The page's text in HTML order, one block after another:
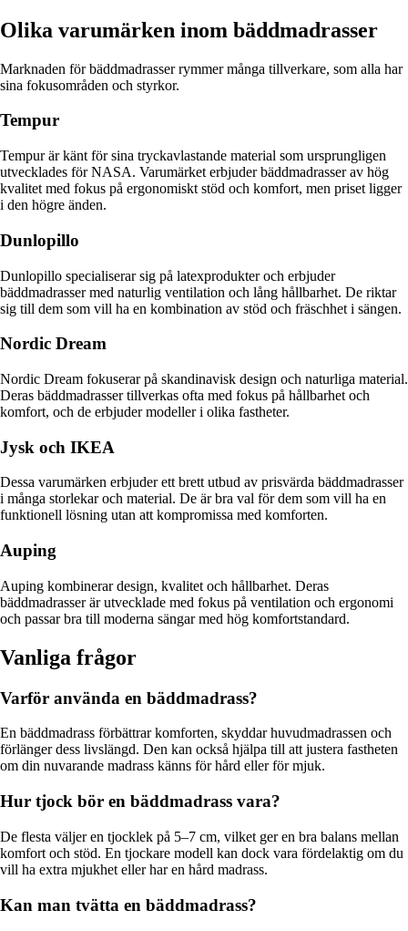
Olika varumärken inom bäddmadrasser
Marknaden för bäddmadrasser rymmer många tillverkare, som alla har
sina fokusområden och styrkor.
Tempur
Tempur är känt för sina tryckavlastande material som ursprungligen
utvecklades för NASA. Varumärket erbjuder bäddmadrasser av hög
kvalitet med fokus på ergonomiskt stöd och komfort, men priset ligger
i den högre änden.
Dunlopillo
Dunlopillo specialiserar sig på latexprodukter och erbjuder
bäddmadrasser med naturlig ventilation och lång hållbarhet. De riktar
sig till dem som vill ha en kombination av stöd och fräschhet i sängen.
Nordic Dream
Nordic Dream fokuserar på skandinavisk design och naturliga material.
Deras bäddmadrasser tillverkas ofta med fokus på hållbarhet och
komfort, och de erbjuder modeller i olika fastheter.
Jysk och IKEA
Dessa varumärken erbjuder ett brett utbud av prisvärda bäddmadrasser
i många storlekar och material. De är bra val för dem som vill ha en
funktionell lösning utan att kompromissa med komforten.
Auping
Auping kombinerar design, kvalitet och hållbarhet. Deras
bäddmadrasser är utvecklade med fokus på ventilation och ergonomi
och passar bra till moderna sängar med hög komfortstandard.
Vanliga frågor
Varför använda en bäddmadrass?
En bäddmadrass förbättrar komforten, skyddar huvudmadrassen och
förlänger dess livslängd. Den kan också hjälpa till att justera fastheten
om din nuvarande madrass känns för hård eller för mjuk.
Hur tjock bör en bäddmadrass vara?
De flesta väljer en tjocklek på 5–7 cm, vilket ger en bra balans mellan
komfort och stöd. En tjockare modell kan dock vara fördelaktig om du
vill ha extra mjukhet eller har en hård madrass.
Kan man tvätta en bäddmadrass?